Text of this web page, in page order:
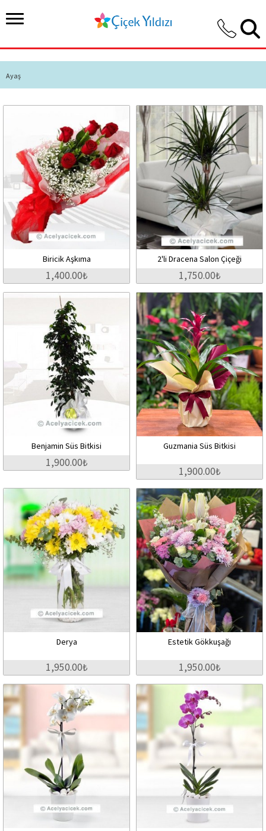
Ayaş
Biricik Aşkıma
1,400.00₺
2'li Dracena Salon Çiçeği
1,750.00₺
Benjamin Süs Bitkisi
1,900.00₺
Guzmania Süs Bitkisi
1,900.00₺
Derya
1,950.00₺
Estetik Gökkuşağı
1,950.00₺